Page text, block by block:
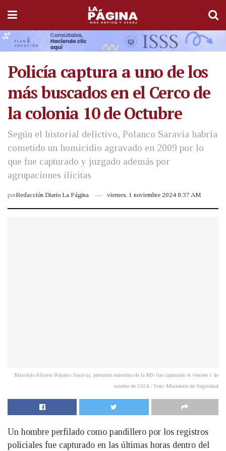
Policía captura a uno de los
más buscados en el Cerco de
la colonia 10 de Octubre
Según el historial delictivo, Polanco Saravia habría
cometido un homicidio agravado en 2009 por lo
que fue capturado y juzgado además por
agrupaciones ilícitas
porRedacción Diario La Página viernes, 1 noviembre 2024 8:37 AM
Mauricio Alfonso Polanco Saravia, presunto miembro de la MS fue capturado el viernes 1 de
octubre de 2024./ Foto: Ministerio de Seguridad
Un hombre perfilado como pandillero por los registros
policiales fue capturado en las últimas horas dentro del